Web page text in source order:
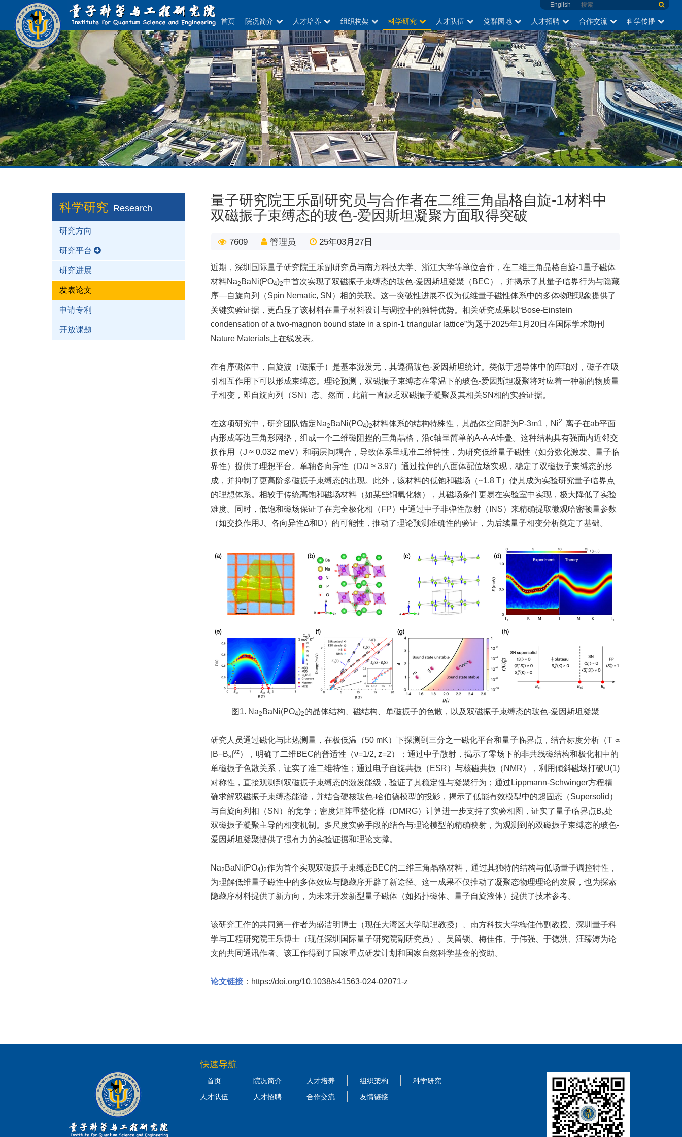
首页 院况简介 人才培养 组织构架 科学研究 人才队伍 党群园地 人才招聘 合作交流 科学传播
English
科学研究 Research
研究方向
研究平台
研究进展
发表论文
申请专利
开放课题
量子研究院王乐副研究员与合作者在二维三角晶格自旋-1材料中
双磁振子束缚态的玻色-爱因斯坦凝聚方面取得突破
7609 管理员 25年03月27日
近期，深圳国际量子研究院王乐副研究员与南方科技大学、浙江大学等单位合作，在二维三角晶格自旋-1量子磁体
材料Na2 BaNi(PO4)2中首次实现了双磁振子束缚态的玻色-爱因斯坦凝聚（BEC），并揭示了其量子临界行为与隐藏
序—自旋向列（Spin Nematic, SN）相的关联。这一突破性进展不仅为低维量子磁性体系中的多体物理现象提供了
关键实验证据，更凸显了该材料在量子材料设计与调控中的独特优势。相关研究成果以“Bose-Einstein
condensation of a two-magnon bound state in a spin-1 triangular lattice”为题于2025年1月20日在国际学术期刊
Nature Materials上在线发表。
在有序磁体中，自旋波（磁振子）是基本激发元，其遵循玻色-爱因斯坦统计。类似于超导体中的库珀对，磁子在吸
引相互作用下可以形成束缚态。理论预测，双磁振子束缚态在零温下的玻色-爱因斯坦凝聚将对应着一种新的物质量
子相变，即自旋向列（SN）态。然而，此前一直缺乏双磁振子凝聚及其相关SN相的实验证据。
在这项研究中，研究团队锚定Na2 BaNi(PO4)2材料体系的结构特殊性，其晶体空间群为P-3m1，Ni2+离子在ab平面
内形成等边三角形网络，组成一个二维磁阻挫的三角晶格，沿c轴呈简单的A-A-A堆叠。这种结构具有强面内近邻交
换作用（J ≈ 0.032 meV）和弱层间耦合，导致体系呈现准二维特性，为研究低维量子磁性（如分数化激发、量子临
界性）提供了理想平台。单轴各向异性（D/J ≈ 3.97）通过拉伸的八面体配位场实现，稳定了双磁振子束缚态的形
成，并抑制了更高阶多磁振子束缚态的出现。此外，该材料的低饱和磁场（~1.8 T）使其成为实验研究量子临界点
的理想体系。相较于传统高饱和磁场材料（如某些铜氧化物），其磁场条件更易在实验室中实现，极大降低了实验
难度。同时，低饱和磁场保证了在完全极化相（FP）中通过中子非弹性散射（INS）来精确提取微观哈密顿量参数
（如交换作用J、各向异性Δ和D）的可能性，推动了理论预测准确性的验证，为后续量子相变分析奠定了基础。
图1. Na2 BaNi(PO4)2的晶体结构、磁结构、单磁振子的色散，以及双磁振子束缚态的玻色-爱因斯坦凝聚
研究人员通过磁化与比热测量，在极低温（50 mK）下探测到三分之一磁化平台和量子临界点，结合标度分析（T ∝
|B−Bs| νz），明确了二维BEC的普适性（ν=1/2, z=2）；通过中子散射，揭示了零场下的非共线磁结构和极化相中的
单磁振子色散关系，证实了准二维特性；通过电子自旋共振（ESR）与核磁共振（NMR），利用倾斜磁场打破U(1)
对称性，直接观测到双磁振子束缚态的激发能级，验证了其稳定性与凝聚行为；通过Lippmann-Schwinger方程精
确求解双磁振子束缚态能谱，并结合硬核玻色-哈伯德模型的投影，揭示了低能有效模型中的超固态（Supersolid）
与自旋向列相（SN）的竞争；密度矩阵重整化群（DMRG）计算进一步支持了实验相图，证实了量子临界点Bs处
双磁振子凝聚主导的相变机制。多尺度实验手段的结合与理论模型的精确映射，为观测到的双磁振子束缚态的玻色-
爱因斯坦凝聚提供了强有力的实验证据和理论支撑。
Na2 BaNi(PO4)2作为首个实现双磁振子束缚态BEC的二维三角晶格材料，通过其独特的结构与低场量子调控特性，
为理解低维量子磁性中的多体效应与隐藏序开辟了新途径。这一成果不仅推动了凝聚态物理理论的发展，也为探索
隐藏序材料提供了新方向，为未来开发新型量子磁体（如拓扑磁体、量子自旋液体）提供了技术参考。
该研究工作的共同第一作者为盛洁明博士（现任大湾区大学助理教授）、南方科技大学梅佳伟副教授、深圳量子科
学与工程研究院王乐博士（现任深圳国际量子研究院副研究员）。吴留锁、梅佳伟、于伟强、于德洪、汪臻涛为论
文的共同通讯作者。该工作得到了国家重点研发计划和国家自然科学基金的资助。
论文链接：https://doi.org/10.1038/s41563-024-02071-z
快速导航
首页 院况简介 人才培养 组织架构
科学研究
人才队伍
人才招聘 合作交流 友情链接